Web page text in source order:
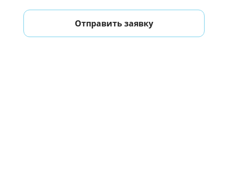
Отправить заявку